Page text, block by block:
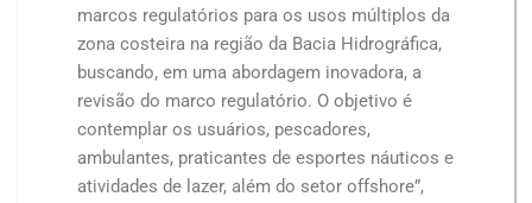
marcos regulatórios para os usos múltiplos da
zona costeira na região da Bacia Hidrográfica,
buscando, em uma abordagem inovadora, a
revisão do marco regulatório. O objetivo é
contemplar os usuários, pescadores,
ambulantes, praticantes de esportes náuticos e
atividades de lazer, além do setor offshore”,